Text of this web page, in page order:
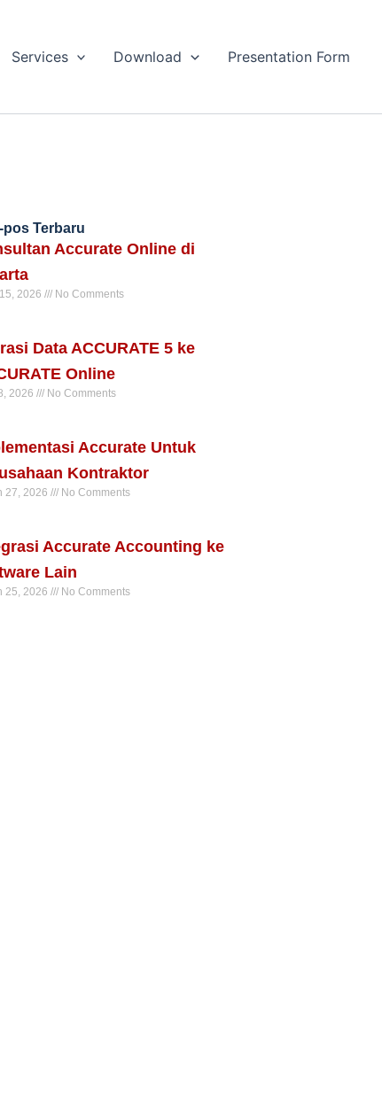
Services Download Presentation Form
pos Terbaru
Accurate Online di
2026 No Comments
Data ACCURATE 5 ke
Online
2026 No Comments
Accurate Untuk
Kontraktor
27, 2026 No Comments
Accurate Accounting ke
Lain
25, 2026 No Comments